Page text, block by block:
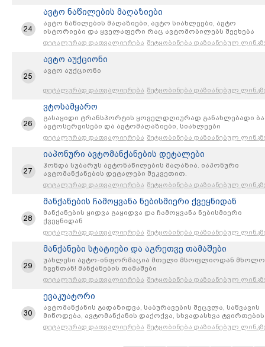
24
ავტო ნაწილების მაღაზიები
ავტო ნაწილების მაღაზიები, ავტო სიახლეები, ავტო
ისტორიები და ყველაფერი რაც ავტომობილებს შეეხება
დეტალურად დათვალიერება შეტყობინება დაზიანებულ
25
ავტო აუქციონი
ავტო აუქციონი
დეტალურად დათვალიერება შეტყობინება დაზიანებულ
26
ვტოსამყარო
გასაყიდი ტრანსპორტის ყოველდღიურად განახლებადი
ავტოსერვისები და ავტომაღაზიები, სიახლეები
ავტოსამყაროდან, უფასო რეგისტრაცია და განცხადების
განტავსება
დეტალურად დათვალიერება შეტყობინება დაზიანებულ
27
იაპონური ავტომანქანების დეტალები
ჰონდა სუბარუს ავტონაწილების მაღაზია. იაპონური
ავტომანქანების დეტალები შეკვეთით.
დეტალურად დათვალიერება შეტყობინება დაზიანებულ
28
მანქანების ჩამოყვანა ნებისმიერი ქვეყნიდან
მანქანების ყიდვა გაყიდვა და ჩამოყვანა ნებისმიერი
ქვეყნიდან
დეტალურად დათვალიერება შეტყობინება დაზიანებულ
29
მანქანები სტატიები და აგრეთვე თამაშები
უახლესი ავტო-ინფორმაცია მთელი მსოფლიოდან
ჩვენთან! მანქანების თამაშები
დეტალურად დათვალიერება შეტყობინება დაზიანებულ
30
ევაკუატორი
ავტომანქანის გადაზიდვა, საბურავების შეცვლა, საწვავის
მიწოდება, ავტომანქანის დაქოქვა, სხვადასხვა ტვირთების
გადაზიდვა.
დეტალურად დათვალიერება შეტყობინება დაზიანებულ